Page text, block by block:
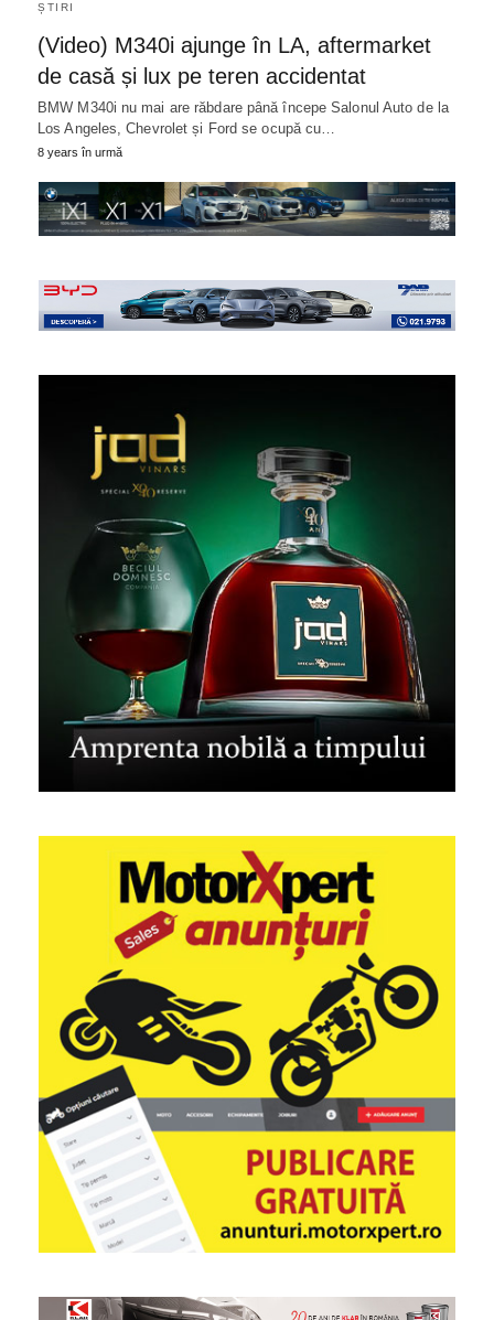
ȘTIRI
(Video) M340i ajunge în LA, aftermarket
de casă și lux pe teren accidentat
BMW M340i nu mai are răbdare până începe Salonul Auto de la
Los Angeles, Chevrolet și Ford se ocupă cu…
8 years în urmă